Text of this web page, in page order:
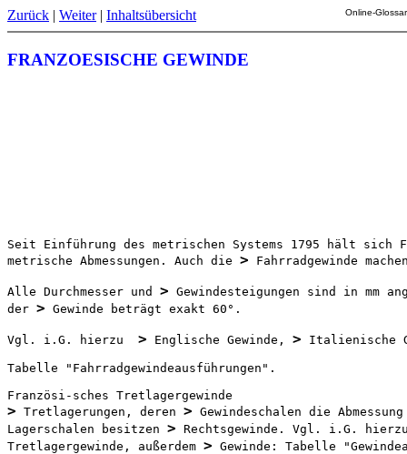
Zurück | Weiter| Inhaltsübersicht Online-
FRANZOESISCHE GEWINDE
Seit Einführung des metrischen Systems 1795 hält sich
metrische Abmessungen. Auch die > Fahrradgewinde
Alle Durchmesser und > Gewindesteigungen sind in mm
der > Gewinde beträgt exakt 60°.
Vgl. i.G. hierzu > Englische Gewinde, > Italienische
Tabelle "Fahrradgewindeausführungen".
> Tretlagerungen, deren > Gewindeschalen die
Lagerschalen besitzen > Rechtsgewinde. Vgl. i.G.
Tretlagergewinde, außerdem > Gewinde: Tabelle